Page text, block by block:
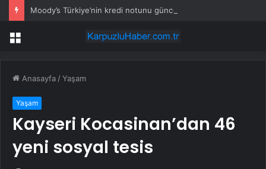
Moody’s Türkiye’nin kredi notunu güncellemedi
Menü
Anasayfa /Yaşam
Yaşam
Kayseri Kocasinan’dan 46
yeni sosyal tesis